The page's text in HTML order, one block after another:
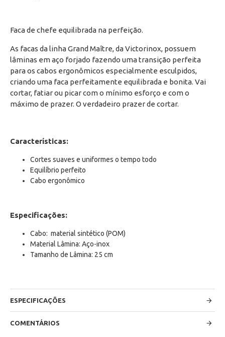
Faca de chefe equilibrada na perfeição.
As facas da linha Grand Maître, da Victorinox, possuem
lâminas em aço forjado fazendo uma transição perfeita
para os cabos ergonômicos especialmente esculpidos,
criando uma faca perfeitamente equilibrada e bonita. Vai
cortar, fatiar ou picar com o mínimo esforço e com o
máximo de prazer. O verdadeiro prazer de cortar.
Características:
Cortes suaves e uniformes o tempo todo
Equilíbrio perfeito
Cabo ergonômico
Especificações:
Cabo: material sintético (POM)
Material Lâmina: Aço-inox
Tamanho de Lâmina: 25 cm
ESPECIFICAÇÕES
COMENTÁRIOS